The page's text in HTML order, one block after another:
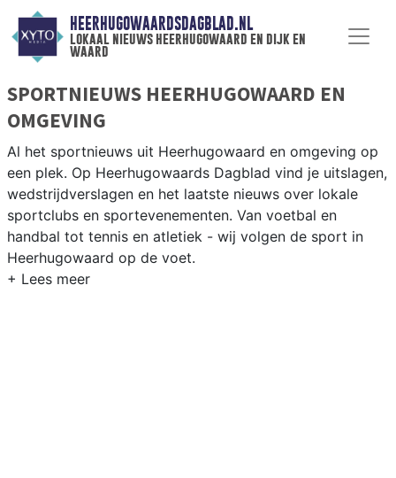
HEERHUGOWAARDSDAGBLAD.NL
lokaal nieuws heerhugowaard en dijk en
waard
SPORTNIEUWS HEERHUGOWAARD EN
OMGEVING
Al het sportnieuws uit Heerhugowaard en omgeving op
een plek. Op Heerhugowaards Dagblad vind je uitslagen,
wedstrijdverslagen en het laatste nieuws over lokale
sportclubs en sportevenementen. Van voetbal en
handbal tot tennis en atletiek - wij volgen de sport in
Heerhugowaard op de voet.